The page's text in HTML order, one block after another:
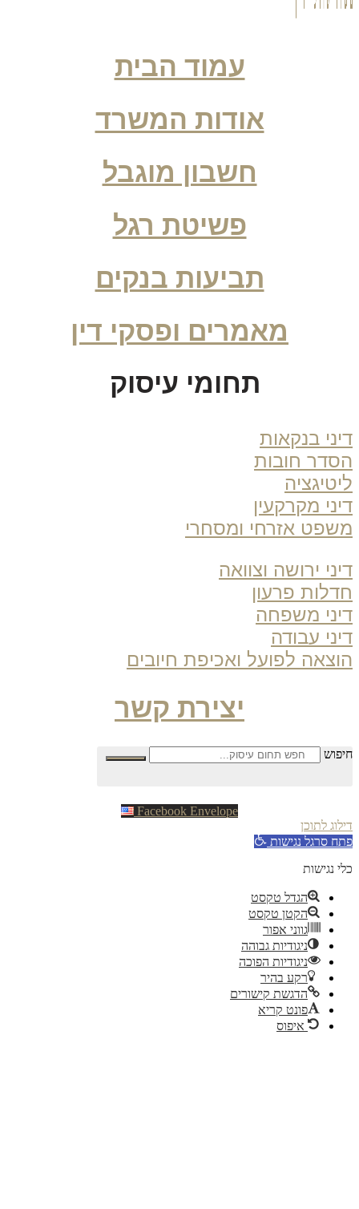
עמוד הבית
אודות המשרד
חשבון מוגבל
פשיטת רגל
תביעות בנקים
מאמרים ופסקי דין
תחומי עיסוק
בנקאות
חובות
מקרקעין
אזרחי ומסחרי
ירושה וצוואה
פרעון
משפחה
עבודה
לפועל ואכיפת חיובים
יצירת קשר
Facebook Envelope
לתוכן
סרגל נגישות
נגישות
הגדל טקסט
הקטן טקסט
גווני אפור
ניגודיות גבוהה
ניגודיות הפוכה
רקע בהיר
הדגשת קישורים
פונט קריא
איפוס